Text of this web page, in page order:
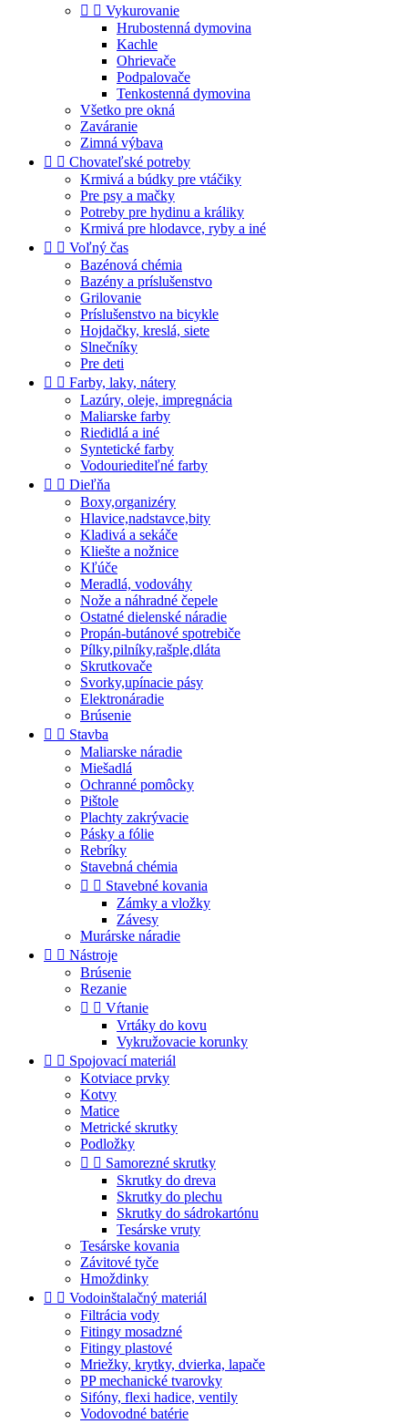
  Vykurovanie
Hrubostenná dymovina
Kachle
Ohrievače
Podpalovače
Tenkostenná dymovina
Všetko pre okná
Zaváranie
Zimná výbava
  Chovateľské potreby
Krmivá a búdky pre vtáčiky
Pre psy a mačky
Potreby pre hydinu a králiky
Krmivá pre hlodavce, ryby a iné
  Voľný čas
Bazénová chémia
Bazény a príslušenstvo
Grilovanie
Príslušenstvo na bicykle
Hojdačky, kreslá, siete
Slnečníky
Pre deti
  Farby, laky, nátery
Lazúry, oleje, impregnácia
Maliarske farby
Riedidlá a iné
Syntetické farby
Vodouriediteľné farby
  Dieľňa
Boxy,organizéry
Hlavice,nadstavce,bity
Kladivá a sekáče
Kliešte a nožnice
Kľúče
Meradlá, vodováhy
Nože a náhradné čepele
Ostatné dielenské náradie
Propán-butánové spotrebiče
Pílky,pilníky,rašple,dláta
Skrutkovače
Svorky,upínacie pásy
Elektronáradie
Brúsenie
  Stavba
Maliarske náradie
Miešadlá
Ochranné pomôcky
Pištole
Plachty zakrývacie
Pásky a fólie
Rebríky
Stavebná chémia
  Stavebné kovania
Zámky a vložky
Závesy
Murárske náradie
  Nástroje
Brúsenie
Rezanie
  Vŕtanie
Vrtáky do kovu
Vykružovacie korunky
  Spojovací materiál
Kotviace prvky
Kotvy
Matice
Metrické skrutky
Podložky
  Samorezné skrutky
Skrutky do dreva
Skrutky do plechu
Skrutky do sádrokartónu
Tesárske vruty
Tesárske kovania
Závitové tyče
Hmoždinky
  Vodoinštalačný materiál
Filtrácia vody
Fitingy mosadzné
Fitingy plastové
Mriežky, krytky, dvierka, lapače
PP mechanické tvarovky
Sifóny, flexi hadice, ventily
Vodovodné batérie